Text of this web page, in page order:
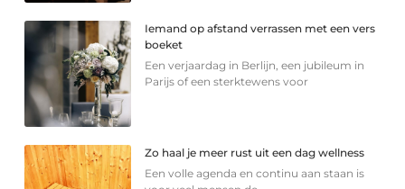
Iemand op afstand verrassen met een vers
boeket
Een verjaardag in Berlijn, een jubileum in
Parijs of een sterkte­wens voor
Zo haal je meer rust uit een dag wellness
Een volle agenda en continu aan staan is